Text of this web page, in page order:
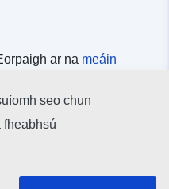
ar na meáin
seo chun
fheabhsú